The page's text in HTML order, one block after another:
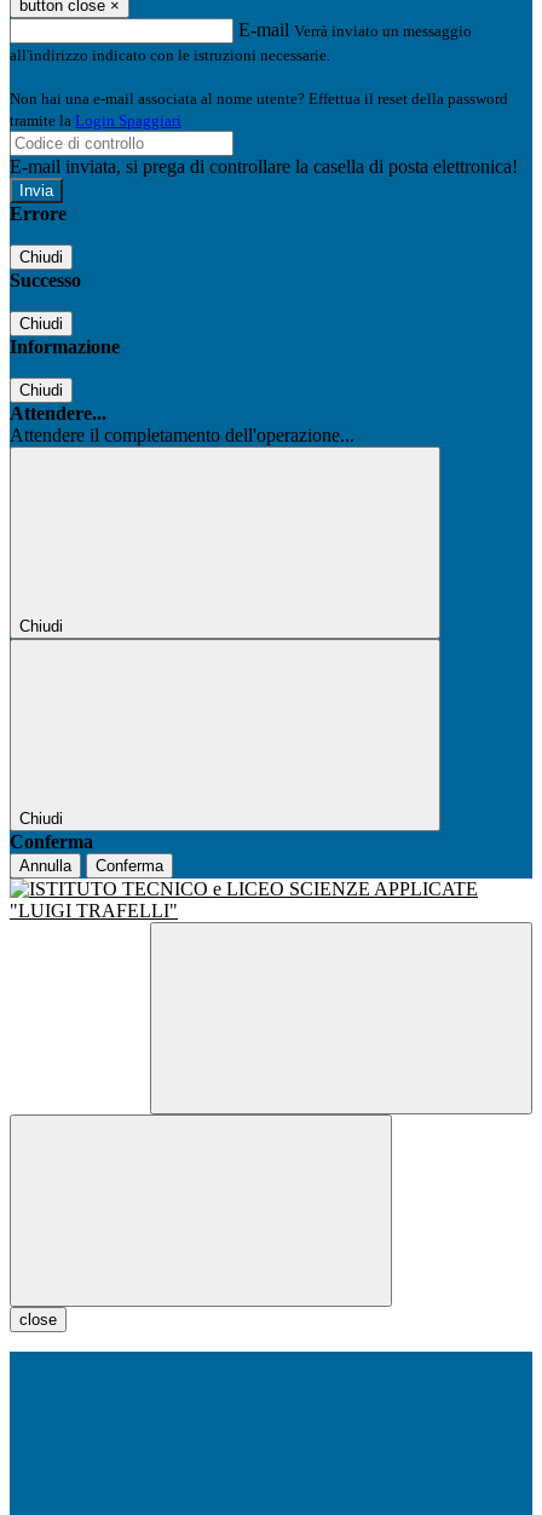
button close ×
E-mail Verrà inviato un messaggio
all'indirizzo indicato con le istruzioni necessarie.
Non hai una e-mail associata al nome utente? Effettua il reset della password
tramite la Login Spaggiari
E-mail inviata, si prega di controllare la casella di posta elettronica!
Errore
Chiudi
Successo
Chiudi
Informazione
Chiudi
Attendere...
Attendere il completamento dell'operazione...
Chiudi
Chiudi
Conferma
Annulla Conferma
close